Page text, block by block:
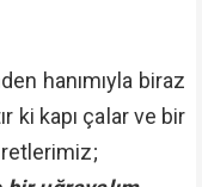
hanımıyla biraz
ki kapı çalar ve bir